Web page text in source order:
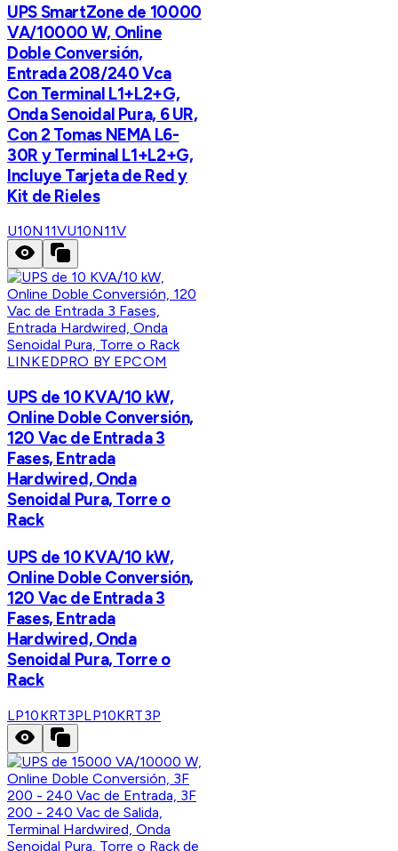
UPS SmartZone de 10000
VA/10000 W, Online
Doble Conversión,
Entrada 208/240 Vca
Con Terminal L1+L2+G,
Onda Senoidal Pura, 6 UR,
Con 2 Tomas NEMA L6-
30R y Terminal L1+L2+G,
Incluye Tarjeta de Red y
Kit de Rieles
U10N11VU10N11V
LINKEDPRO BY EPCOM
UPS de 10 KVA/10 kW,
Online Doble Conversión,
120 Vac de Entrada 3
Fases, Entrada
Hardwired, Onda
Senoidal Pura, Torre o
Rack
UPS de 10 KVA/10 kW,
Online Doble Conversión,
120 Vac de Entrada 3
Fases, Entrada
Hardwired, Onda
Senoidal Pura, Torre o
Rack
LP10KRT3PLP10KRT3P